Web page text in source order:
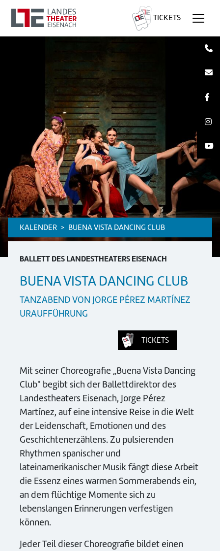
TICKETS
KALENDER BUENA VISTA DANCING CLUB
BALLETT DES LANDESTHEATERS EISENACH
BUENA VISTA DANCING CLUB
TANZABEND VON JORGE PÉREZ MARTÍNEZ
URAUFFÜHRUNG
TICKETS
Mit seiner Choreografie „Buena Vista Dancing
Club" begibt sich der Ballettdirektor des
Landestheaters Eisenach, Jorge Pérez
Martínez, auf eine intensive Reise in die Welt
der Leidenschaft, Emotionen und des
Geschichtenerzählens. Zu pulsierenden
Rhythmen spanischer und
lateinamerikanischer Musik fängt diese Arbeit
die Essenz eines warmen Sommerabends ein,
an dem flüchtige Momente sich zu
lebenslangen Erinnerungen verfestigen
können.
Jeder Teil dieser Choreografie bildet einen